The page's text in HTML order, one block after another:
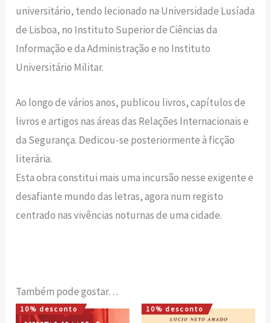
universitário, tendo lecionado na Universidade Lusíada
de Lisboa, no Instituto Superior de Ciências da
Informação e da Administração e no Instituto
Universitário Militar.
Ao longo de vários anos, publicou livros, capítulos de
livros e artigos nas áreas das Relações Internacionais e
da Segurança. Dedicou-se posteriormente à ficção
literária.
Esta obra constitui mais uma incursão nesse exigente e
desafiante mundo das letras, agora num registo
centrado nas vivências noturnas de uma cidade.
Também pode gostar…
10% desconto
O
O
10% desconto
O
O